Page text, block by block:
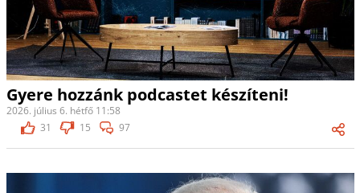
Gyere hozzánk podcastet készíteni!
2026. július 6. hétfő 11:58
31
15 97